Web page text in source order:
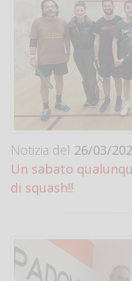
Notizia del 26/03/
Un sabato
di squash!!